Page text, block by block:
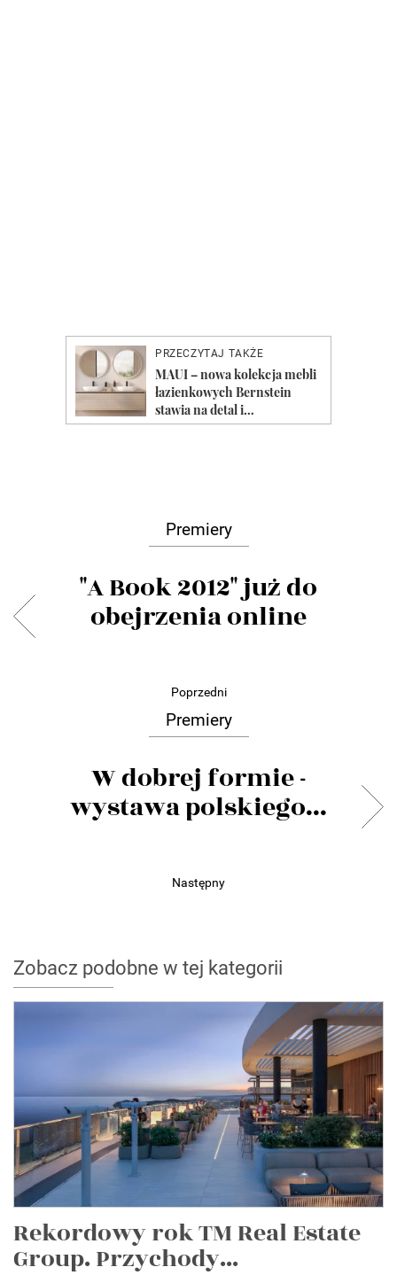
Premiery
"A Book 2012" już do
obejrzenia online
Poprzedni
Premiery
W dobrej formie -
wystawa polskiego...
Następny
Zobacz podobne w tej kategorii
Rekordowy rok TM Real Estate
Group. Przychody...